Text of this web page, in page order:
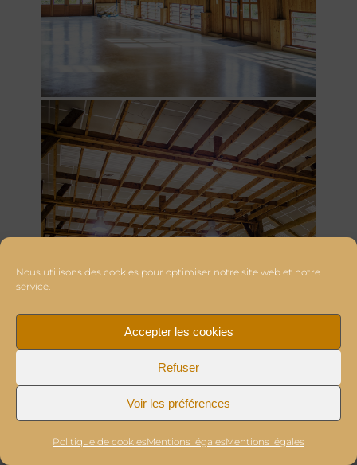
Nous utilisons des cookies pour optimiser notre site web et notre
service.
Accepter les cookies
Refuser
Voir les préférences
Politique de cookiesMentions légalesMentions légales